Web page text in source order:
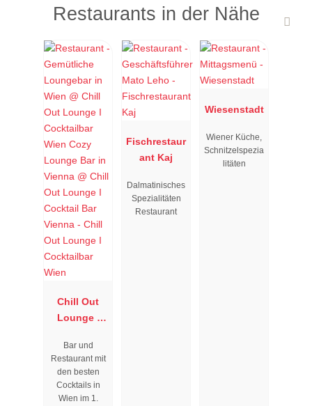
Restaurants in der Nähe
Chill Out
Lounge I
Wien
Bar und
Restaurant mit
den besten
Cocktails in
Wien im 1.
Fischrestaur
ant Kaj
Dalmatinisches
Spezialitäten
Restaurant
Wiesenstadt
Wiener Küche,
Schnitzelspezia
litäten